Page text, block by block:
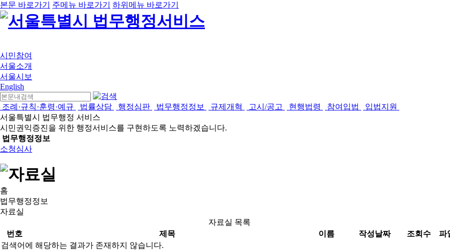
본문 바로가기 주메뉴 바로가기 하위메뉴 바로가기
시민참여
서울소개
서울시보
English
조례·규칙·훈령·예규 법률상담 행정심판 법무행정정보 규제개혁 고시/공고 현행법령 참여입법
입법지원
서울특별시 법무행정 서비스
시민권익증진을 위한 행정서비스를 구현하도록 노력하겠습니다.
법무행정정보
소청심사
홈
법무행정정보
자료실
자료실 목록
번호
제목 이름 작성날짜 조회수
파
검색어에 해당하는 결과가 존재하지 않습니다.